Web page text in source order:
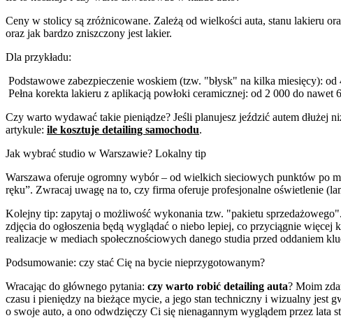
Ceny w stolicy są zróżnicowane. Zależą od wielkości auta, stanu lakieru
oraz jak bardzo zniszczony jest lakier.
Dla przykładu:
Podstawowe zabezpieczenie woskiem (tzw. "błysk" na kilka miesięcy): od
Pełna korekta lakieru z aplikacją powłoki ceramicznej: od 2 000 do
Czy warto wydawać takie pieniądze? Jeśli planujesz jeździć autem
artykule: ile kosztuje detailing samochodu.
Jak wybrać studio w Warszawie? Lokalny tip
Warszawa oferuje ogromny wybór – od wielkich sieciowych punktów po
ręku”. Zwracaj uwagę na to, czy firma oferuje profesjonalne oświetlenie
Kolejny tip: zapytaj o możliwość wykonania tzw. "pakietu
zdjęcia do ogłoszenia będą wyglądać o niebo lepiej, co przyciągnie
realizacje w mediach społecznościowych danego studia przed oddaniem
Podsumowanie: czy stać Cię na bycie nieprzygotowanym?
Wracając do głównego pytania: czy warto robić detailing auta? Moim
czasu i pieniędzy na bieżące mycie, a jego stan techniczny i wizualny jest
o swoje auto, a ono odwdzięczy Ci się nienagannym wyglądem przez lata